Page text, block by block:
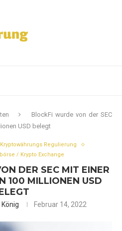
BlockFi wurde von der SEC
USD belegt
Kryptowährungs Regulierung
/ Krypto Exchange
DER SEC MIT EINER
100 MILLIONEN USD
Februar 14, 2022